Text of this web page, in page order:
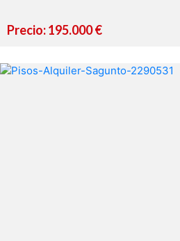
Precio: 195.000 €